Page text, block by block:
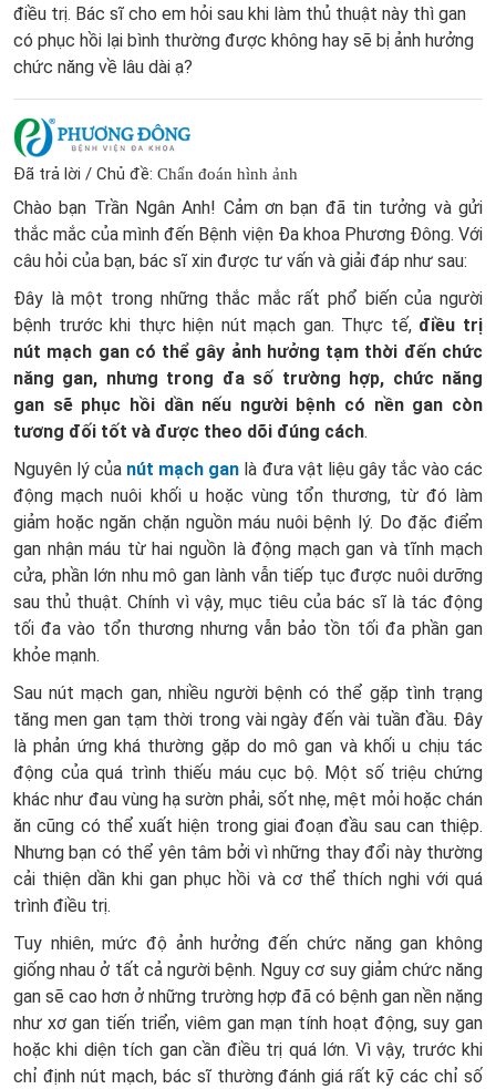
điều trị. Bác sĩ cho em hỏi sau khi làm thủ thuật này thì gan
có phục hồi lại bình thường được không hay sẽ bị ảnh hưởng
chức năng về lâu dài ạ?
Đã trả lời / Chủ đề: Chẩn đoán hình ảnh
Chào bạn Trần Ngân Anh! Cảm ơn bạn đã tin tưởng và gửi
thắc mắc của mình đến Bệnh viện Đa khoa Phương Đông. Với
câu hỏi của bạn, bác sĩ xin được tư vấn và giải đáp như sau:
Đây là một trong những thắc mắc rất phổ biến của người
bệnh trước khi thực hiện nút mạch gan. Thực tế, điều trị
nút mạch gan có thể gây ảnh hưởng tạm thời đến chức
năng gan, nhưng trong đa số trường hợp, chức năng
gan sẽ phục hồi dần nếu người bệnh có nền gan còn
tương đối tốt và được theo dõi đúng cách.
Nguyên lý của nút mạch gan là đưa vật liệu gây tắc vào các
động mạch nuôi khối u hoặc vùng tổn thương, từ đó làm
giảm hoặc ngăn chặn nguồn máu nuôi bệnh lý. Do đặc điểm
gan nhận máu từ hai nguồn là động mạch gan và tĩnh mạch
cửa, phần lớn nhu mô gan lành vẫn tiếp tục được nuôi dưỡng
sau thủ thuật. Chính vì vậy, mục tiêu của bác sĩ là tác động
tối đa vào tổn thương nhưng vẫn bảo tồn tối đa phần gan
khỏe mạnh.
Sau nút mạch gan, nhiều người bệnh có thể gặp tình trạng
tăng men gan tạm thời trong vài ngày đến vài tuần đầu. Đây
là phản ứng khá thường gặp do mô gan và khối u chịu tác
động của quá trình thiếu máu cục bộ. Một số triệu chứng
khác như đau vùng hạ sườn phải, sốt nhẹ, mệt mỏi hoặc chán
ăn cũng có thể xuất hiện trong giai đoạn đầu sau can thiệp.
Nhưng bạn có thể yên tâm bởi vì những thay đổi này thường
cải thiện dần khi gan phục hồi và cơ thể thích nghi với quá
trình điều trị.
Tuy nhiên, mức độ ảnh hưởng đến chức năng gan không
giống nhau ở tất cả người bệnh. Nguy cơ suy giảm chức năng
gan sẽ cao hơn ở những trường hợp đã có bệnh gan nền nặng
như xơ gan tiến triển, viêm gan mạn tính hoạt động, suy gan
hoặc khi diện tích gan cần điều trị quá lớn. Vì vậy, trước khi
chỉ định nút mạch, bác sĩ thường đánh giá rất kỹ các chỉ số